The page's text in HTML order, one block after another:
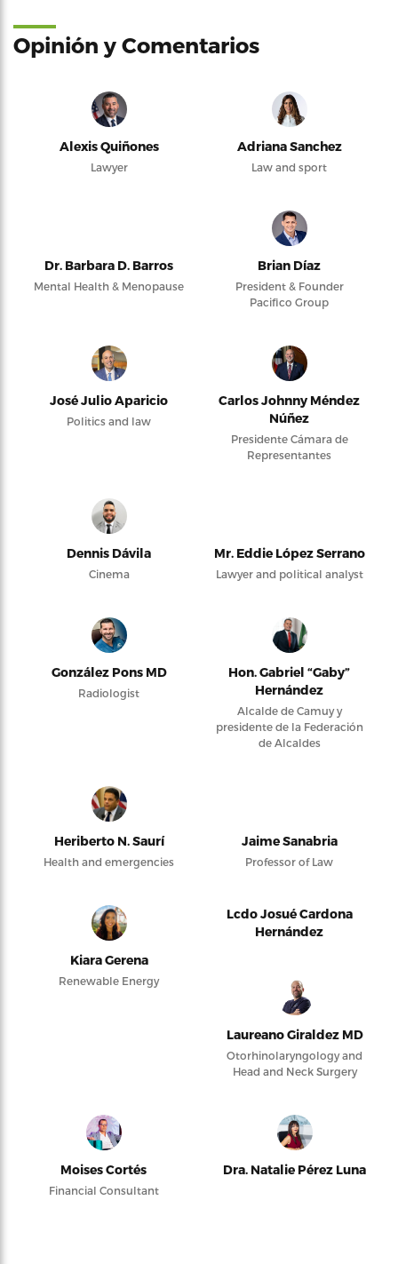
Opinión y Comentarios
Alexis Quiñones
Lawyer
Adriana Sanchez
Law and sport
Dr. Barbara D. Barros
Mental Health & Menopause
Brian Díaz
President & Founder
Pacifico Group
José Julio Aparicio
Politics and law
Carlos Johnny Méndez
Núñez
Presidente Cámara de
Representantes
Dennis Dávila
Cinema
Mr. Eddie López Serrano
Lawyer and political analyst
González Pons MD
Radiologist
Hon. Gabriel “Gaby”
Hernández
Alcalde de Camuy y
presidente de la Federación
de Alcaldes
Heriberto N. Saurí
Health and emergencies
Jaime Sanabria
Professor of Law
Kiara Gerena
Renewable Energy
Lcdo Josué Cardona
Hernández
Laureano Giraldez MD
Otorhinolaryngology and
Head and Neck Surgery
Moises Cortés
Financial Consultant
Dra. Natalie Pérez Luna